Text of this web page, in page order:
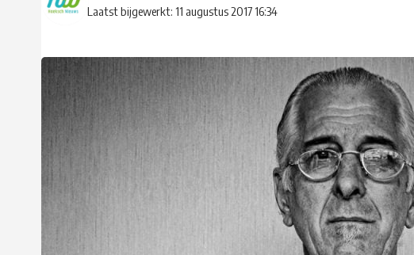
Laatst bijgewerkt: 11 augustus 2017 16:34